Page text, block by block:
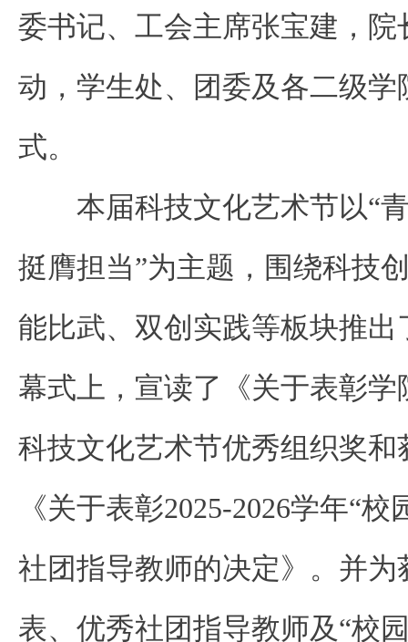
委书记、工会主席张宝建，
动，学生处、团委及各二级
式。
本届科技文化艺术节以“
挺膺担当”为主题，围绕科技
能比武、双创实践等板块推出
幕式上，宣读了《关于表彰
科技文化艺术节优秀组织奖
《关于表彰2025-2026学年“
社团指导教师的决定》。并
表、优秀社团指导教师及“校